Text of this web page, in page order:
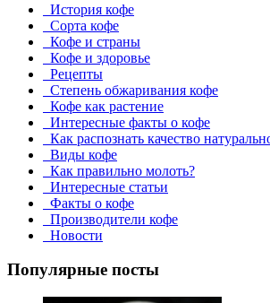
История кофе
Сорта кофе
Кофе и страны
Кофе и здоровье
Рецепты
Степень обжаривания кофе
Кофе как растение
Интересные факты о кофе
Как распознать качество
Виды кофе
Как правильно молоть?
Интересные статьи
Факты о кофе
Производители кофе
Новости
Популярные посты